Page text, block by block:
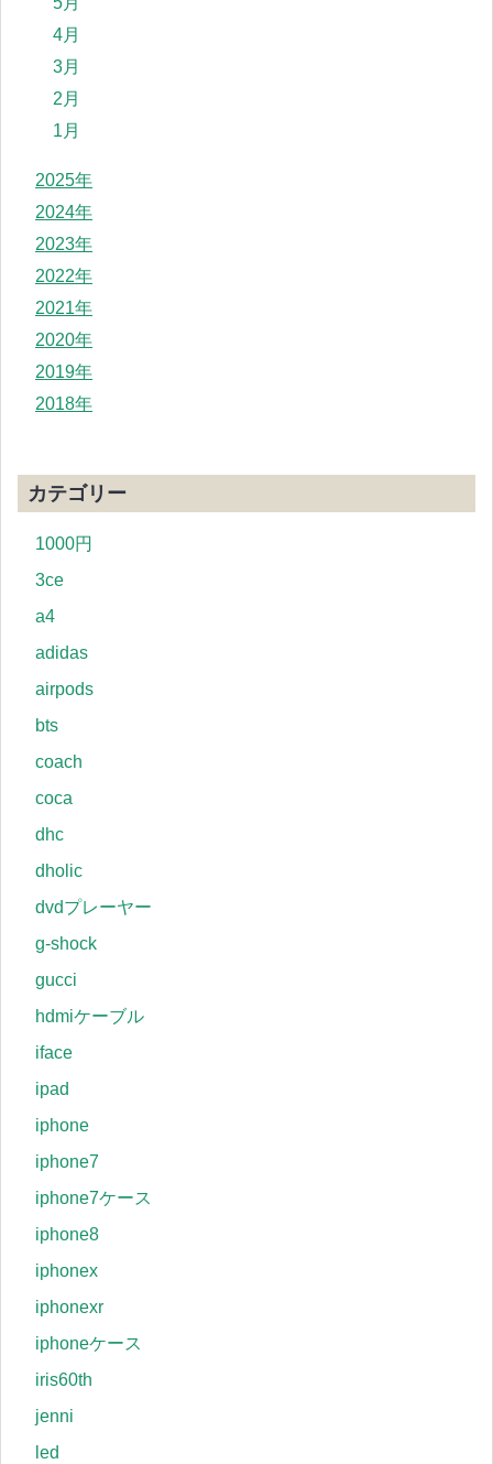
4月
3月
2月
1月
2025年
2024年
2023年
2022年
2021年
2020年
2019年
2018年
カテゴリー
1000円
3ce
a4
adidas
airpods
bts
coach
coca
dhc
dholic
dvdプレーヤー
g-shock
gucci
hdmiケーブル
iface
ipad
iphone
iphone7
iphone7ケース
iphone8
iphonex
iphonexr
iphoneケース
iris60th
jenni
led